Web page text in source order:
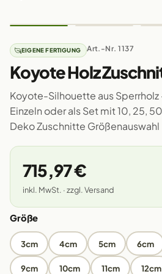
EIGENE FERTIGUNG Art.-Nr. 1137
Koyote Holz
Koyote-Silhouette aus
Einzeln oder als Set mit 10, 25,
Deko Zuschnitte Größenauswahl
715,97 €
inkl. MwSt. · zzgl. Versand
Größe
3cm 4cm 5cm 6cm
9cm 10cm 11cm 12cm